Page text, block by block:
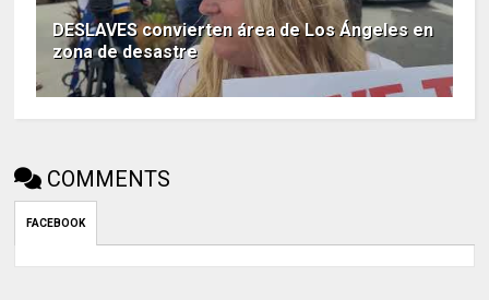
DESLAVES convierten área de Los Ángeles en
zona de desastre
COMMENTS
FACEBOOK